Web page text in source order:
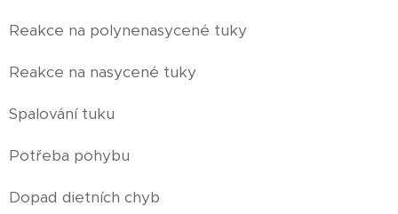
Reakce na polynenasycené tuky
Reakce na nasycené tuky
Spalování tuku
Potřeba pohybu
Dopad dietních chyb